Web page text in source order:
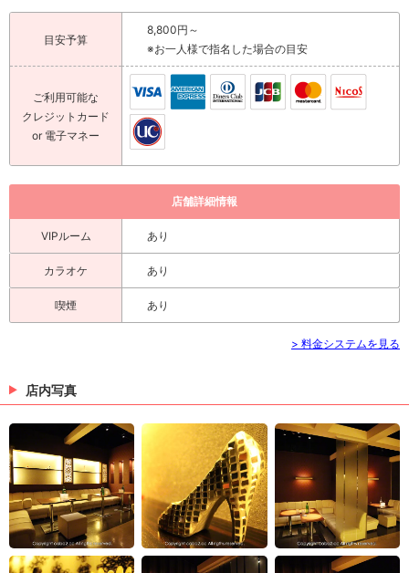
目安予算
8,800円～
※お一人様で指名した場合の目安
ご利用可能な
クレジットカード
or 電子マネー
店舗詳細情報
VIPルーム あり
カラオケ あり
喫煙 あり
> 料金システムを見る
店内写真